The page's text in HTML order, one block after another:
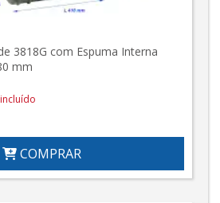
3818G com Espuma Interna
mm
COMPRAR